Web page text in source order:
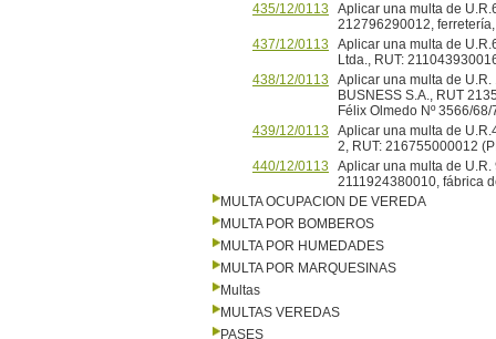
435/12/0113
Aplicar una multa de
212796290012,
437/12/0113
Aplicar una multa de
Ltda., RUT:
438/12/0113
Aplicar una multa de U.R.
BUSNESS S.A., RUT
Félix Olmedo Nº 3566/
439/12/0113
Aplicar una multa de
2, RUT: 216755000012
440/12/0113
Aplicar una multa de U.R.
2111924380010, fábrica
MULTA OCUPACION DE VEREDA
MULTA POR BOMBEROS
MULTA POR HUMEDADES
MULTA POR MARQUESINAS
Multas
MULTAS VEREDAS
PASES